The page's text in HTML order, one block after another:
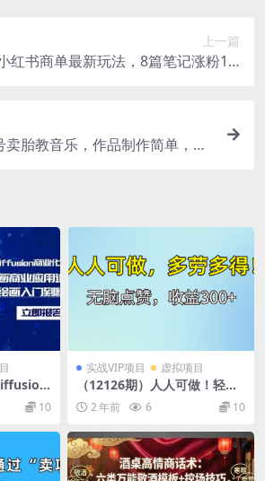
上一篇
红书商单最新玩法，8篇笔记涨粉1.6
卖胎教音乐，作品制作简单，一
商业应
精通 10
实战VIP项目 虚拟项目
（12126期）人人可做！轻松
点赞，收益300+，多劳多得！
2 年前 6 10